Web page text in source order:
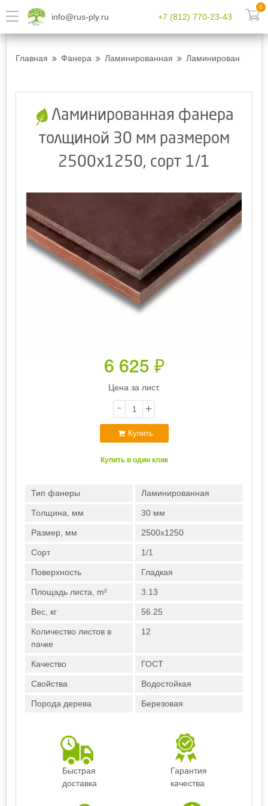
info@rus-ply.ru +7 (812) 770-23-43
0
Главная Фанера Ламинированная Ламинированная
Ламинированная фанера
толщиной 30 мм размером
2500х1250, сорт 1/1
6 625 ₽
Цена за лист.
- +
Купить
Купить в один клик
Тип фанеры Ламинированная
Толщина, мм 30 мм
Размер, мм 2500х1250
Сорт 1/1
Поверхность Гладкая
Площадь листа, m² 3.13
Вес, кг 56.25
Количество листов в
пачке
12
Качество ГОСТ
Свойства Водостойкая
Порода дерева Березовая
Быстрая
доставка
Гарантия
качества